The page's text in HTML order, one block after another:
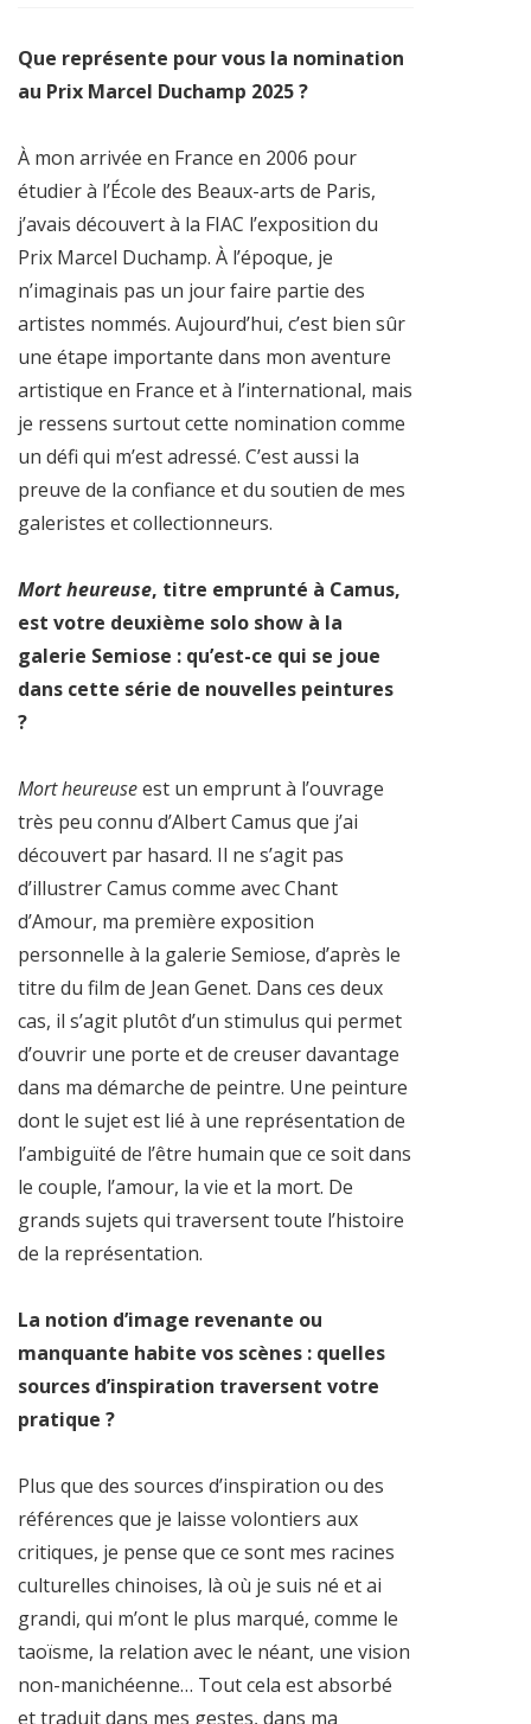
Que représente pour vous la nomination
au Prix Marcel Duchamp 2025 ?
À mon arrivée en France en 2006 pour
étudier à l’École des Beaux-arts de Paris,
j’avais découvert à la FIAC l’exposition du
Prix Marcel Duchamp. À l’époque, je
n’imaginais pas un jour faire partie des
artistes nommés. Aujourd’hui, c’est bien sûr
une étape importante dans mon aventure
artistique en France et à l’international, mais
je ressens surtout cette nomination comme
un défi qui m’est adressé. C’est aussi la
preuve de la confiance et du soutien de mes
galeristes et collectionneurs.
Mort heureuse, titre emprunté à Camus,
est votre deuxième solo show à la
galerie Semiose : qu’est-ce qui se joue
dans cette série de nouvelles peintures
?
Mort heureuseest un emprunt à l’ouvrage
très peu connu d’Albert Camus que j’ai
découvert par hasard. Il ne s’agit pas
d’illustrer Camus comme avec Chant
d’Amour, ma première exposition
personnelle à la galerie Semiose, d’après le
titre du film de Jean Genet. Dans ces deux
cas, il s’agit plutôt d’un stimulus qui permet
d’ouvrir une porte et de creuser davantage
dans ma démarche de peintre. Une peinture
dont le sujet est lié à une représentation de
l’ambiguïté de l’être humain que ce soit dans
le couple, l’amour, la vie et la mort. De
grands sujets qui traversent toute l’histoire
de la représentation.
La notion d’image revenante ou
manquante habite vos scènes : quelles
sources d’inspiration traversent votre
pratique ?
Plus que des sources d’inspiration ou des
références que je laisse volontiers aux
critiques, je pense que ce sont mes racines
culturelles chinoises, là où je suis né et ai
grandi, qui m’ont le plus marqué, comme le
taoïsme, la relation avec le néant, une vision
non-manichéenne… Tout cela est absorbé
et traduit dans mes gestes, dans ma